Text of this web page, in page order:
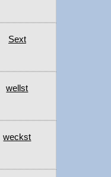
Sext
wellst
weckst